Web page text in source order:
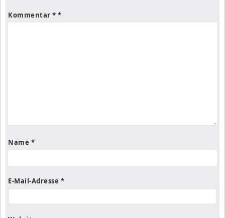
Kommentar *
Name *
E-Mail-Adresse *